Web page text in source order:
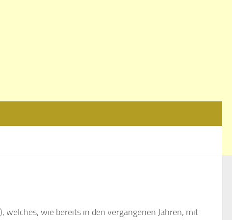
welches, wie bereits in den vergangenen Jahren, mit